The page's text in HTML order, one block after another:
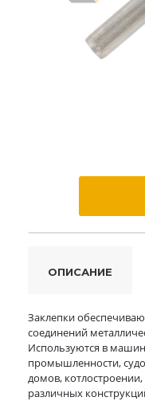
ОПИСАНИЕ
Заклепки
соединений
Используются в
промышленности,
домов,
различных